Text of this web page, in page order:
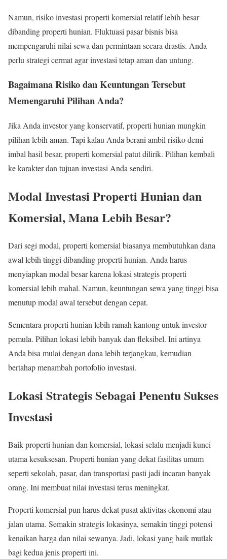
Namun, risiko investasi properti komersial relatif lebih besar
dibanding properti hunian. Fluktuasi pasar bisnis bisa
mempengaruhi nilai sewa dan permintaan secara drastis. Anda
perlu strategi cermat agar investasi tetap aman dan untung.
Bagaimana Risiko dan Keuntungan Tersebut
Memengaruhi Pilihan Anda?
Jika Anda investor yang konservatif, properti hunian mungkin
pilihan lebih aman. Tapi kalau Anda berani ambil risiko demi
imbal hasil besar, properti komersial patut dilirik. Pilihan kembali
ke karakter dan tujuan investasi Anda sendiri.
Modal Investasi Properti Hunian dan
Komersial, Mana Lebih Besar?
Dari segi modal, properti komersial biasanya membutuhkan dana
awal lebih tinggi dibanding properti hunian. Anda harus
menyiapkan modal besar karena lokasi strategis properti
komersial lebih mahal. Namun, keuntungan sewa yang tinggi bisa
menutup modal awal tersebut dengan cepat.
Sementara properti hunian lebih ramah kantong untuk investor
pemula. Pilihan lokasi lebih banyak dan fleksibel. Ini artinya
Anda bisa mulai dengan dana lebih terjangkau, kemudian
bertahap menambah portofolio investasi.
Lokasi Strategis Sebagai Penentu Sukses
Investasi
Baik properti hunian dan komersial, lokasi selalu menjadi kunci
utama kesuksesan. Properti hunian yang dekat fasilitas umum
seperti sekolah, pasar, dan transportasi pasti jadi incaran banyak
orang. Ini membuat nilai investasi terus meningkat.
Properti komersial pun harus dekat pusat aktivitas ekonomi atau
jalan utama. Semakin strategis lokasinya, semakin tinggi potensi
kenaikan harga dan nilai sewanya. Jadi, lokasi yang baik mutlak
bagi kedua jenis properti ini.